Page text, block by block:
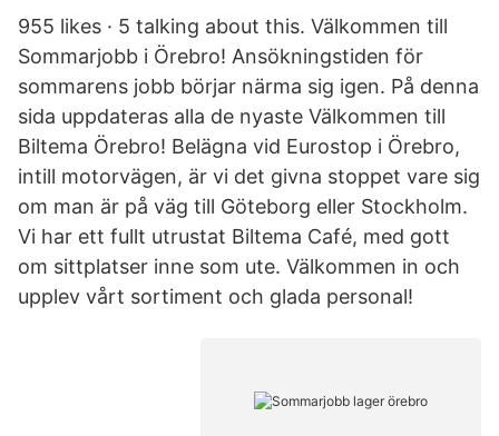
955 likes · 5 talking about this. Välkommen till
Sommarjobb i Örebro! Ansökningstiden för
sommarens jobb börjar närma sig igen. På denna
sida uppdateras alla de nyaste Välkommen till
Biltema Örebro! Belägna vid Eurostop i Örebro,
intill motorvägen, är vi det givna stoppet vare sig
om man är på väg till Göteborg eller Stockholm.
Vi har ett fullt utrustat Biltema Café, med gott
om sittplatser inne som ute. Välkommen in och
upplev vårt sortiment och glada personal!